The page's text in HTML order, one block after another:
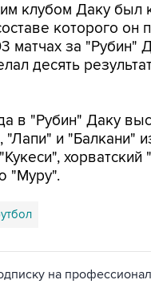
клубом Даку был
которого он
матчах за "Рубин"
десять
в "Рубин" Даку
"Лапи" и "Балкани"
хорватский
"Муру".
на